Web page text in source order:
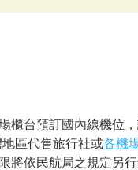
櫃台預訂國內線機位
地區代售旅行社或各機
將依民航局之規定另